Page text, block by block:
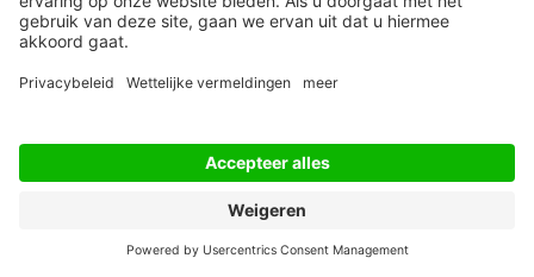
Word nu lid
Populair
Joyce Schoenmaeckers is benoemd tot CFO
Schoenmaeckers treedt in oktober aan....